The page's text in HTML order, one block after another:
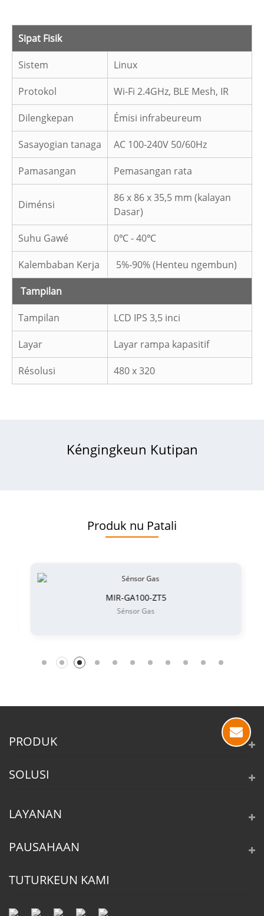
Sipat Fisik
Sistem Linux
Protokol Wi-Fi 2.4GHz, BLE Mesh, IR
Dilengkepan Émisi infrabeureum
Sasayogian tanaga AC 100-240V 50/60Hz
Pamasangan Pemasangan rata
Diménsi
86 x 86 x 35,5 mm (kalayan
Dasar)
Suhu Gawé 0℃ - 40℃
Kalembaban Kerja 5%-90% (Henteu ngembun)
Tampilan
Tampilan LCD IPS 3,5 inci
Layar Layar rampa kapasitif
Résolusi 480 x 320
Kéngingkeun Kutipan
Produk nu Patali
MIR-GA100-ZT5
Sénsor Gas
PRODUK
SOLUSI
LAYANAN
PAUSAHAAN
TUTURKEUN KAMI